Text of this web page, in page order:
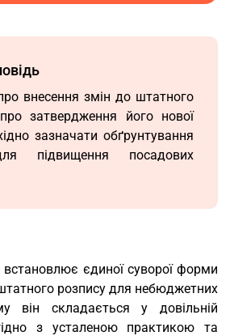
внесення змін до штатного
затвердження його нової
зазначати обґрунтування
підвищення посадових
єдиної суворої форми
розпису для небюджетних
він складається у довільній
з усталеною практикою та